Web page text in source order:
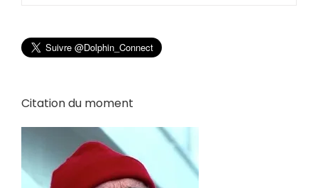
Citation du moment